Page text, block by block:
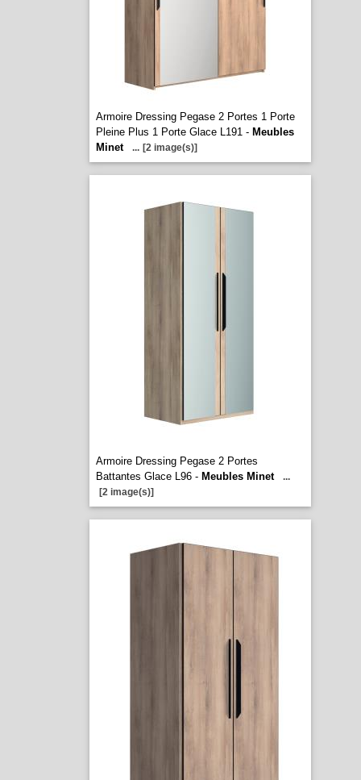
Armoire Dressing Pegase 2 Portes 1 Porte
Pleine Plus 1 Porte Glace L191 - Meubles
Minet
... [2 image(s)]
Armoire Dressing Pegase 2 Portes
Battantes Glace L96 - Meubles Minet
...
[2 image(s)]